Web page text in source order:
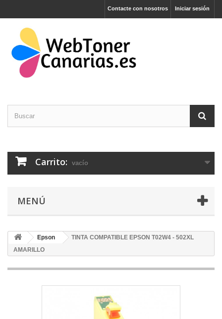
Iniciar sesión
Contacte con nosotros
Carrito: vacío
MENÚ
Epson
TINTA COMPATIBLE EPSON T02W4 - 502XL
AMARILLO